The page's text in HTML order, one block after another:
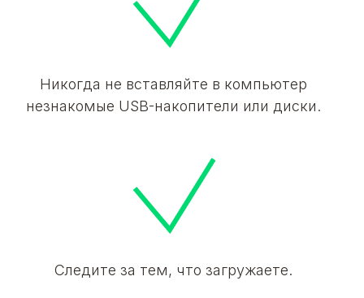
Никогда не вставляйте в компьютер
незнакомые USB-накопители или диски.
Следите за тем, что загружаете.